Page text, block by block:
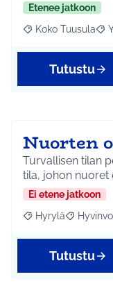
Etenee jatkoon
Rajaa tulokset
Koko Tuusula
Tutustu
Nuorten
Turvallisen tilan
tila, johon nuoret
Ei etene jatkoon
Rajaa tulokset
Hyrylä Rajaa
Tutustu